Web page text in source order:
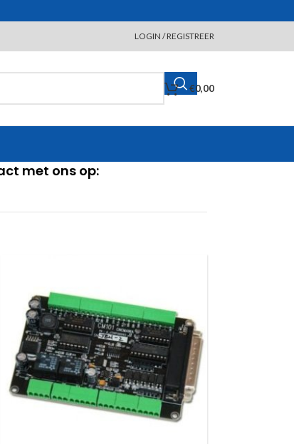
LOGIN / REGISTREER
€0,00
met ons op: